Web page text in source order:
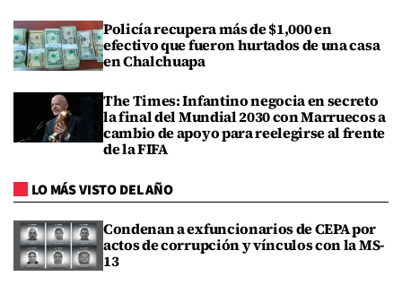
Policía recupera más de $1,000 en
efectivo que fueron hurtados de una casa
en Chalchuapa
The Times: Infantino negocia en secreto
la final del Mundial 2030 con Marruecos a
cambio de apoyo para reelegirse al frente
de la FIFA
LO MÁS VISTO DEL AÑO
Condenan a exfuncionarios de CEPA por
actos de corrupción y vínculos con la MS-
13